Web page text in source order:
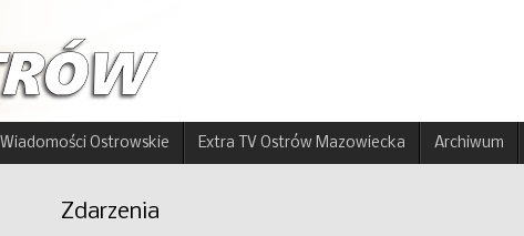
Wiadomości Ostrowskie Extra TV Ostrów Mazowiecka Archiwum
Zdarzenia